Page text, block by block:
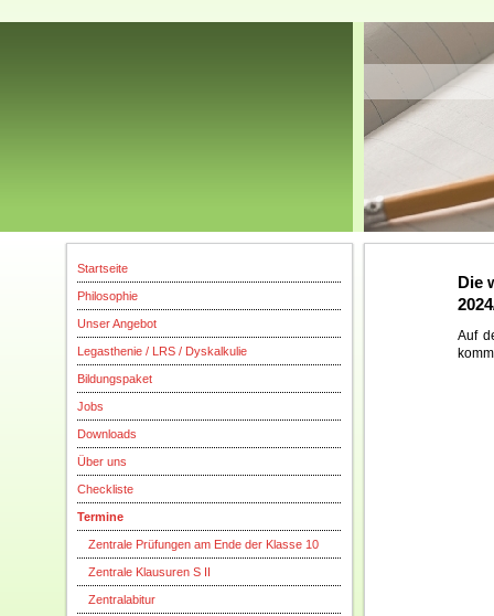
Startseite
Philosophie
Unser Angebot
Legasthenie / LRS / Dyskalkulie
Bildungspaket
Jobs
Downloads
Über uns
Checkliste
Termine
Zentrale Prüfungen am Ende der Klasse 10
Zentrale Klausuren S II
Zentralabitur
Die
Auf